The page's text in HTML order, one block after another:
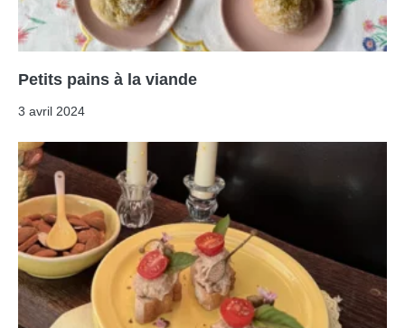
Petits pains à la viande
3 avril 2024